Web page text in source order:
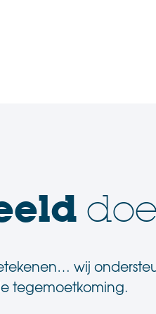
wij
tegemoetkoming.